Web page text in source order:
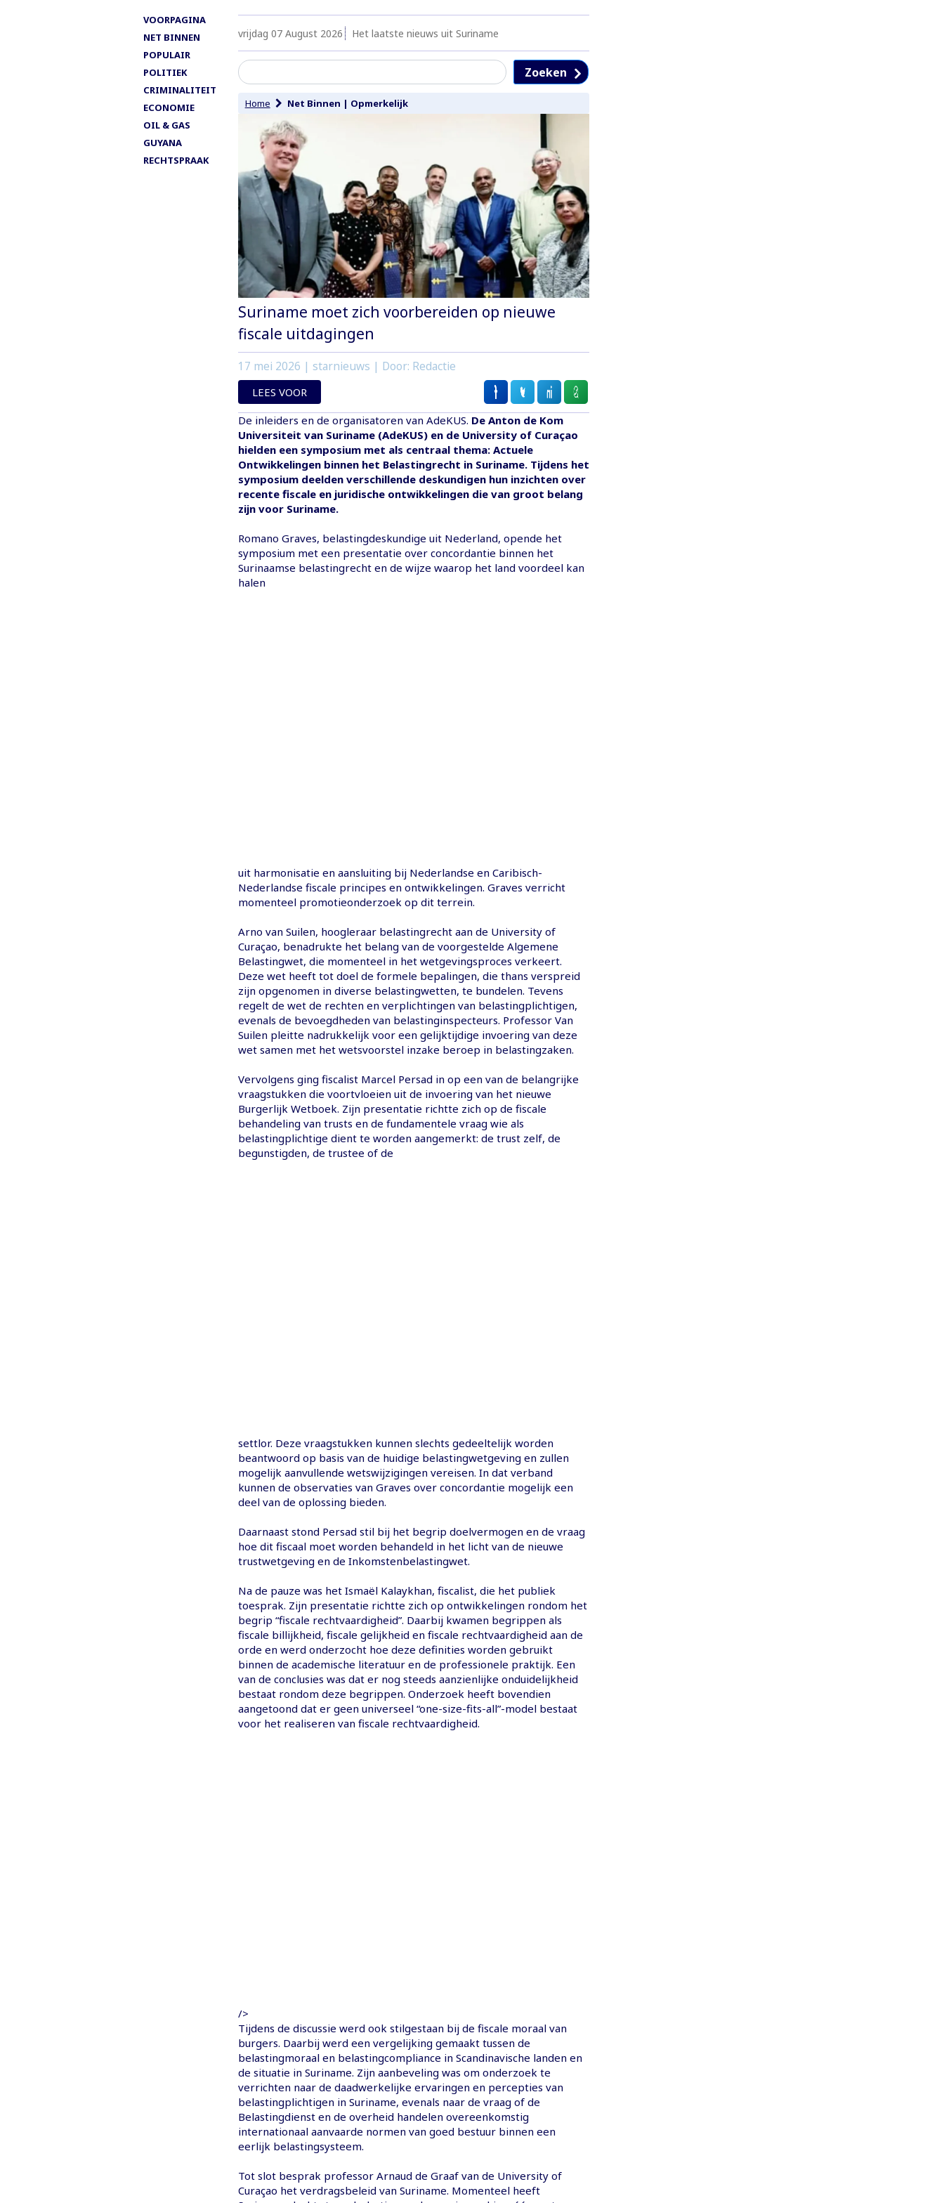
VOORPAGINA
NET BINNEN
POPULAIR
POLITIEK
CRIMINALITEIT
ECONOMIE
OIL & GAS
GUYANA
RECHTSPRAAK
vrijdag 07 August 2026 Het laatste nieuws uit Suriname
Zoeken
Home Net Binnen | Opmerkelijk
Suriname moet zich voorbereiden op nieuwe
fiscale uitdagingen
17 mei 2026 | starnieuws | Door: Redactie
LEES VOOR
De inleiders en de organisatoren van AdeKUS. De Anton de Kom
Universiteit van Suriname (AdeKUS) en de University of Curaçao
hielden een symposium met als centraal thema: Actuele
Ontwikkelingen binnen het Belastingrecht in Suriname. Tijdens het
symposium deelden verschillende deskundigen hun inzichten over
recente fiscale en juridische ontwikkelingen die van groot belang
zijn voor Suriname.
Romano Graves, belastingdeskundige uit Nederland, opende het
symposium met een presentatie over concordantie binnen het
Surinaamse belastingrecht en de wijze waarop het land voordeel kan
halen
uit harmonisatie en aansluiting bij Nederlandse en Caribisch-
Nederlandse fiscale principes en ontwikkelingen. Graves verricht
momenteel promotieonderzoek op dit terrein.
Arno van Suilen, hoogleraar belastingrecht aan de University of
Curaçao, benadrukte het belang van de voorgestelde Algemene
Belastingwet, die momenteel in het wetgevingsproces verkeert.
Deze wet heeft tot doel de formele bepalingen, die thans verspreid
zijn opgenomen in diverse belastingwetten, te bundelen. Tevens
regelt de wet de rechten en verplichtingen van belastingplichtigen,
evenals de bevoegdheden van belastinginspecteurs. Professor Van
Suilen pleitte nadrukkelijk voor een gelijktijdige invoering van deze
wet samen met het wetsvoorstel inzake beroep in belastingzaken.
Vervolgens ging fiscalist Marcel Persad in op een van de belangrijke
vraagstukken die voortvloeien uit de invoering van het nieuwe
Burgerlijk Wetboek. Zijn presentatie richtte zich op de fiscale
behandeling van trusts en de fundamentele vraag wie als
belastingplichtige dient te worden aangemerkt: de trust zelf, de
begunstigden, de trustee of de
settlor. Deze vraagstukken kunnen slechts gedeeltelijk worden
beantwoord op basis van de huidige belastingwetgeving en zullen
mogelijk aanvullende wetswijzigingen vereisen. In dat verband
kunnen de observaties van Graves over concordantie mogelijk een
deel van de oplossing bieden.
Daarnaast stond Persad stil bij het begrip doelvermogen en de vraag
hoe dit fiscaal moet worden behandeld in het licht van de nieuwe
trustwetgeving en de Inkomstenbelastingwet.
Na de pauze was het Ismaël Kalaykhan, fiscalist, die het publiek
toesprak. Zijn presentatie richtte zich op ontwikkelingen rondom het
begrip “fiscale rechtvaardigheid”. Daarbij kwamen begrippen als
fiscale billijkheid, fiscale gelijkheid en fiscale rechtvaardigheid aan de
orde en werd onderzocht hoe deze definities worden gebruikt
binnen de academische literatuur en de professionele praktijk. Een
van de conclusies was dat er nog steeds aanzienlijke onduidelijkheid
bestaat rondom deze begrippen. Onderzoek heeft bovendien
aangetoond dat er geen universeel “one-size-fits-all”-model bestaat
voor het realiseren van fiscale rechtvaardigheid.
/>
Tijdens de discussie werd ook stilgestaan bij de fiscale moraal van
burgers. Daarbij werd een vergelijking gemaakt tussen de
belastingmoraal en belastingcompliance in Scandinavische landen en
de situatie in Suriname. Zijn aanbeveling was om onderzoek te
verrichten naar de daadwerkelijke ervaringen en percepties van
belastingplichtigen in Suriname, evenals naar de vraag of de
Belastingdienst en de overheid handelen overeenkomstig
internationaal aanvaarde normen van goed bestuur binnen een
eerlijk belastingsysteem.
Tot slot besprak professor Arnaud de Graaf van de University of
Curaçao het verdragsbeleid van Suriname. Momenteel heeft